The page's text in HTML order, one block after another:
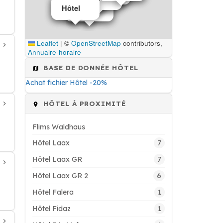
HôtelHôtel
Hôtel
Hôtel
Leaflet | © OpenStreetMap contributors,
Annuaire-horaire
BASE DE DONNÉE HÔTEL
Achat fichier Hôtel -20%
HÔTEL À PROXIMITÉ
Flims Waldhaus
Hôtel Laax
7
Hôtel Laax GR 7
Hôtel Laax GR 2 6
Hôtel Falera 1
Hôtel Fidaz 1